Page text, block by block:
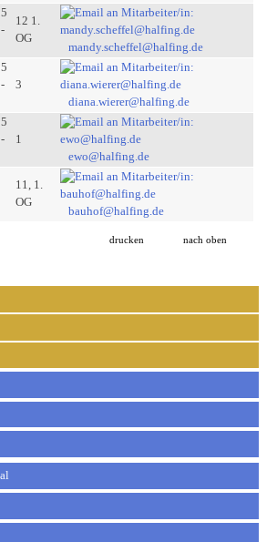
12 1.
OG
mandy.scheffel@halfing.de
3
diana.wierer@halfing.de
1
ewo@halfing.de
11, 1.
OG
bauhof@halfing.de
drucken nach oben